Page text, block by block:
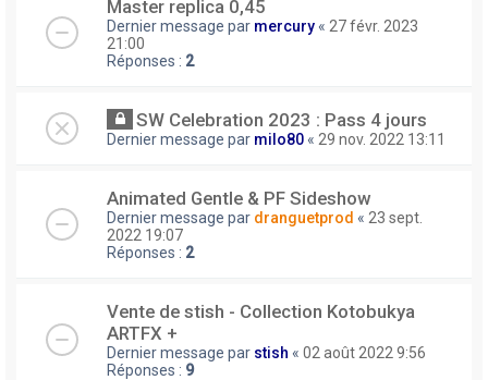
Master replica 0,45
Dernier message par mercury « 27 févr. 2023
21:00
Réponses : 2
SW Celebration 2023 : Pass 4 jours
Dernier message par milo80 « 29 nov. 2022 13:11
Animated Gentle & PF Sideshow
Dernier message par dranguetprod « 23 sept.
2022 19:07
Réponses : 2
Vente de stish - Collection Kotobukya
ARTFX +
Dernier message par stish « 02 août 2022 9:56
Réponses : 9